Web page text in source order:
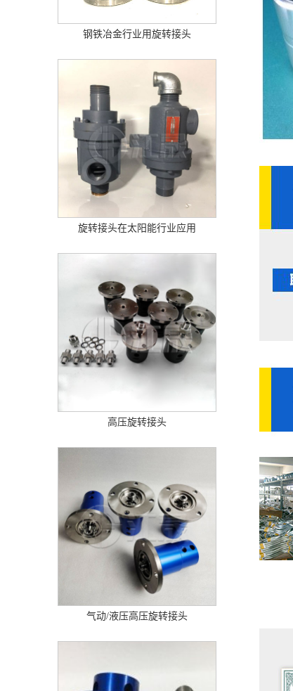
钢铁冶金行业用旋转接头
旋转接头在太阳能行业应用
高压旋转接头
气动/液压高压旋转接头